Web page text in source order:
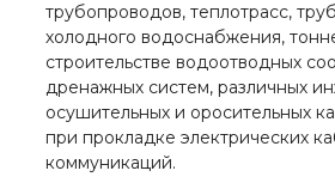
трубопроводов, теплотрасс,
холодного водоснабжения,
строительстве водоотводных
дренажных систем, различных
осушительных и оросительных
при прокладке электрических
коммуникаций.